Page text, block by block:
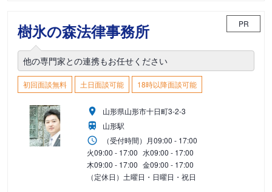
樹氷の森法律事務所 PR
他の専門家との連携もお任せください
初回面談無料 土日面談可能 18時以降面談可能
山形県山形市十日町3-2-3
山形駅
（受付時間） 月09:00 - 17:00
火09:00 - 17:00 水09:00 - 17:00
木09:00 - 17:00 金09:00 - 17:00
（定休日）土曜日・日曜日・祝日